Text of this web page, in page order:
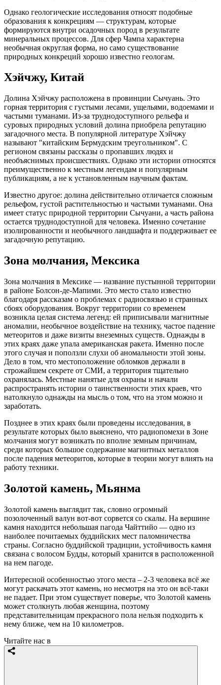
Однако геологические исследования относят подобные
образования к конкрециям — структурам, которые
формируются внутри осадочных пород в результате
минеральных процессов. Для сфер Чампа характерна
необычная округлая форма, но само существование
природных конкреций хорошо известно геологам.
Хэйчжу, Китай
Долина Хэйчжу расположена в провинции Сычуань. Это
горная территория с густыми лесами, ущельями, водоемами и
частыми туманами. Из-за труднодоступного рельефа и
суровых природных условий долина приобрела репутацию
загадочного места. В популярной литературе Хэйчжу
называют "китайским Бермудским треугольником". С
регионом связаны рассказы о пропавших людях и
необъяснимых происшествиях. Однако эти истории относятся
преимущественно к местным легендам и популярным
публикациям, а не к установленным научным фактам.
Известно другое: долина действительно отличается сложным
рельефом, густой растительностью и частыми туманами. Она
имеет статус природной территории Сычуани, а часть района
остается труднодоступной для человека. Именно сочетание
изолированности и необычного ландшафта и поддерживает ее
загадочную репутацию.
Зона молчания, Мексика
Зона молчания в Мексике — название пустынной территории
в районе Болсон-де-Мапими. Это место стало известно
благодаря рассказам о проблемах с радиосвязью и странных
сбоях оборудования. Вокруг территории со временем
возникла целая система легенд: ей приписывали магнитные
аномалии, необычное воздействие на технику, частое падение
метеоритов и даже визиты внеземных существ. Однажды в
этих краях даже упала американская ракета. Именно после
этого случая и поползли слухи об аномальности этой зоны.
Дело в том, что местоположение обломков держали в
строжайшем секрете от СМИ, а территория тщательно
охранялась. Местные нанятые для охраны и начали
распространять истории о таинственности этих краев, что
натолкнуло однажды на мысль о том, что на этом можно и
заработать.
Позднее в этих краях были проведены исследования, в
результате которых было выяснено, что радиопомехи в Зоне
молчания могут возникать по вполне земным причинам,
среди которых большое содержание магнитных металлов
после падения метеоритов, которые в теории могут влиять на
работу техники.
Золотой камень, Мьянма
Золотой камень выглядит так, словно огромный
позолоченный валун вот-вот сорвется со скалы. На вершине
камня находится небольшая пагода Чайттийо — одно из
наиболее почитаемых буддийских мест паломничества
страны. Согласно буддийской традиции, устойчивость камня
связана с волосом Будды, который хранится в расположенной
на нем пагоде.
Интересной особенностью этого места – 2-3 человека всё же
могут раскачать этот камень, но несмотря на это он всё-таки
не падает. При этом существует поверье, что Золотой камень
может столкнуть любая женщина, поэтому
представительницам прекрасного пола нельзя подходить к
нему ближе, чем на 10 километров.
Читайте нас в